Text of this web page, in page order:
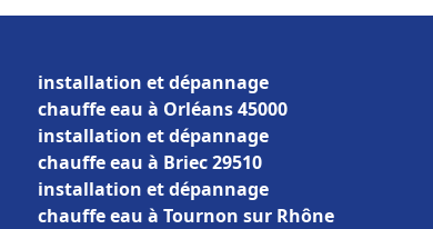
installation et dépannage
chauffe eau à Orléans 45000
installation et dépannage
chauffe eau à Briec 29510
installation et dépannage
chauffe eau à Tournon sur Rhône